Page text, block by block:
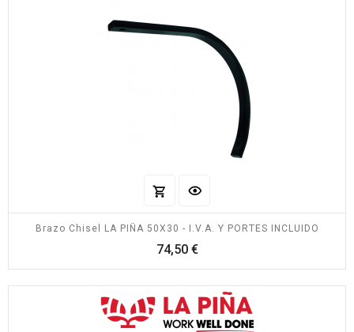
Brazo Chisel LA PIÑA 50X30 - I.V.A. Y PORTES INCLUIDO
74,50 €Precio